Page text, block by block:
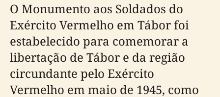
O Monumento aos Soldados do
Exército Vermelho em Tábor foi
estabelecido para comemorar a
libertação de Tábor e da região
circundante pelo Exército
Vermelho em maio de 1945, como